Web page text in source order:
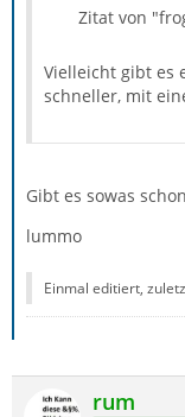
Zitat von
Vielleicht gibt es
schneller, mit
Gibt es sowas
lummo
Einmal editiert,
rum